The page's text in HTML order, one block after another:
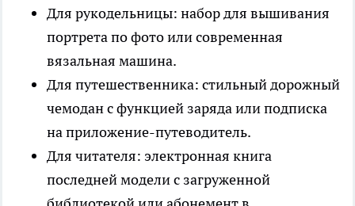
Для рукодельницы: набор для вышивания
портрета по фото или современная
вязальная машина.
Для путешественника: стильный дорожный
чемодан с функцией заряда или подписка
на приложение-путеводитель.
Для читателя: электронная книга
последней модели с загруженной